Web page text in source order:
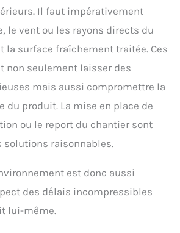
Il faut impérativement
le vent ou les rayons directs du
la surface fraîchement traitée. Ces
non seulement laisser des
mais aussi compromettre la
du produit. La mise en place de
ou le report du chantier sont
solutions raisonnables.
est donc aussi
des délais incompressibles
lui-même.